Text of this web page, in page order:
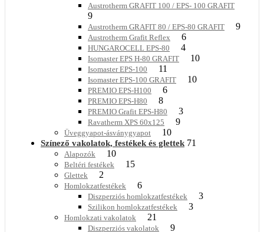
Austrotherm GRAFIT 100 / EPS- 100 GRAFIT
9
Austrotherm GRAFIT 80 / EPS-80 GRAFIT 9
Austrotherm Grafit Reflex 6
HUNGAROCELL EPS-80 4
Isomaster EPS H-80 GRAFIT 10
Isomaster EPS-100 11
Isomaster EPS-100 GRAFIT 10
PREMIO EPS-H100 6
PREMIO EPS-H80 8
PREMIO Grafit EPS-H80 3
Ravatherm XPS 60x125 9
Üveggyapot-ásványgyapot 10
Színező vakolatok, festékek és glettek 71
Alapozók 10
Beltéri festékek 15
Glettek 2
Homlokzatfestékek 6
Diszperziós homlokzatfestékek 3
Szilikon homlokzatfestékek 3
Homlokzati vakolatok 21
Diszperziós vakolatok 9